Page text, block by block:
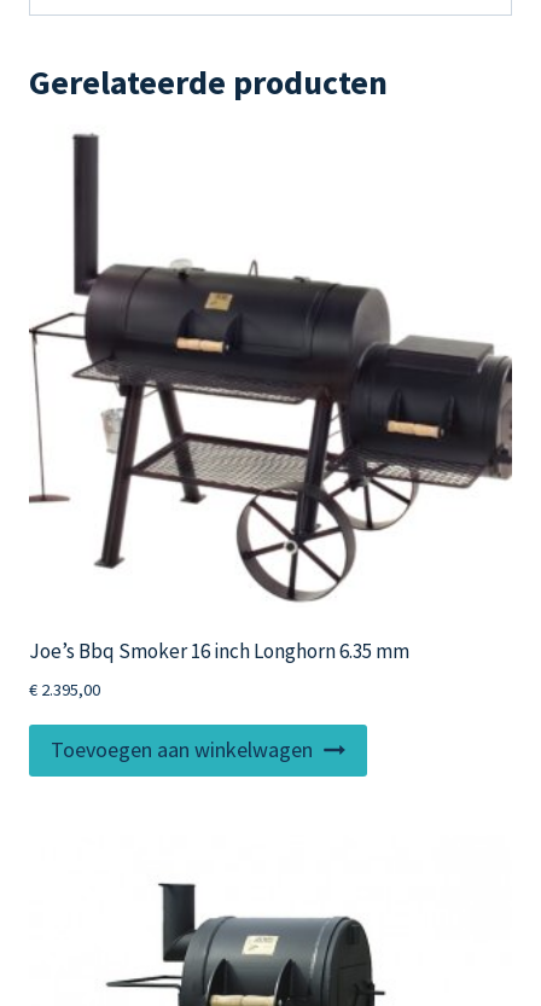
Gerelateerde producten
Joe’s Bbq Smoker 16 inch Longhorn 6.35 mm
€ 2.395,00
Toevoegen aan winkelwagen